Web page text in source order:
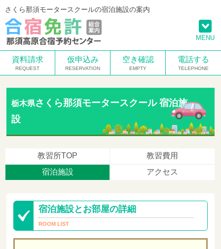
さくら那須モータースクールの宿泊施設の案内
資料請求 仮申込み 空き確認 電話する
栃木県さくら那須モータースクール 宿泊施
設
教習所TOP
教習費用
宿泊施設
アクセス
宿泊施設とお部屋の詳細
MENU